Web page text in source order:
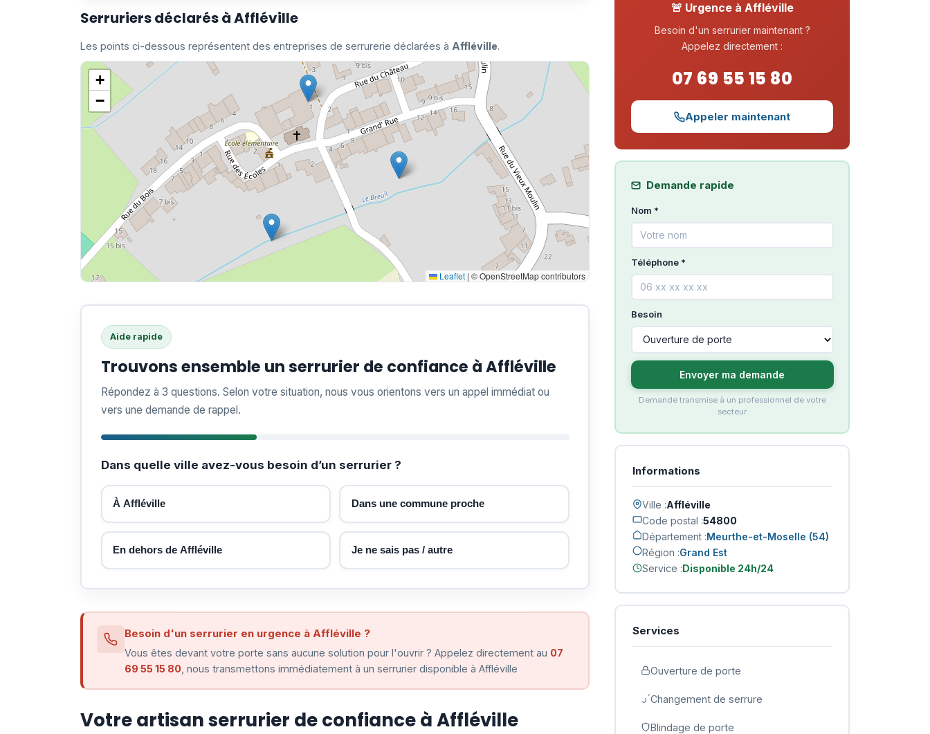
Serruriers déclarés à Affléville
Les points ci-dessous représentent des entreprises de serrurerie déclarées à Affléville.
+
−
Leaflet | © OpenStreetMap contributors
Aide rapide
Trouvons ensemble un serrurier de confiance à Affléville
Répondez à 3 questions. Selon votre situation, nous vous orientons vers un appel immédiat ou
vers une demande de rappel.
Dans quelle ville avez-vous besoin d’un serrurier ?
À Affléville Dans une commune proche
En dehors de Affléville Je ne sais pas / autre
Besoin d'un serrurier en urgence à Affléville ?
Vous êtes devant votre porte sans aucune solution pour l'ouvrir ? Appelez directement au 07
69 55 15 80 , nous transmettons immédiatement à un serrurier disponible à Affléville
Votre artisan serrurier de confiance à Affléville
🚨 Urgence à Affléville
Besoin d'un serrurier maintenant ?
Appelez directement :
07 69 55 15 80
Appeler maintenant
Demande rapide
Nom *
Téléphone *
Besoin
Envoyer ma demande
Demande transmise à un professionnel de votre
secteur
Informations
Ville :Affléville
Code postal :54800
Département :Meurthe-et-Moselle (54)
Région :Grand Est
Service :Disponible 24h/24
Services
Ouverture de porte
Changement de serrure
Blindage de porte